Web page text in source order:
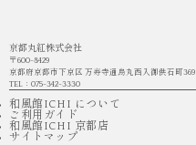
京都丸紅株式会社
〒600-8429
京都府京都市下京区 万寿寺通烏丸西入御供石町369
TEL：075-342-3330
和風館ICHI について
ご利用ガイド
和風館ICHI 京都店
サイトマップ